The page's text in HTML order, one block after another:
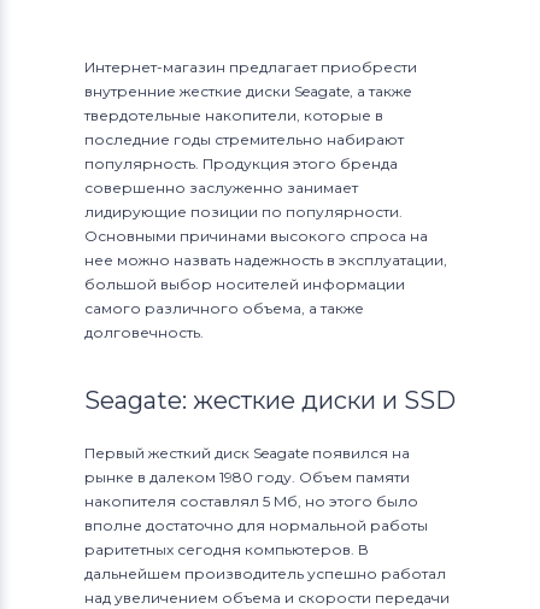
Интернет-магазин предлагает приобрести
внутренние жесткие диски Seagate, а также
твердотельные накопители, которые в
последние годы стремительно набирают
популярность. Продукция этого бренда
совершенно заслуженно занимает
лидирующие позиции по популярности.
Основными причинами высокого спроса на
нее можно назвать надежность в эксплуатации,
большой выбор носителей информации
самого различного объема, а также
долговечность.
Seagate: жесткие диски и SSD
Первый жесткий диск Seagate появился на
рынке в далеком 1980 году. Объем памяти
накопителя составлял 5 Мб, но этого было
вполне достаточно для нормальной работы
раритетных сегодня компьютеров. В
дальнейшем производитель успешно работал
над увеличением объема и скорости передачи